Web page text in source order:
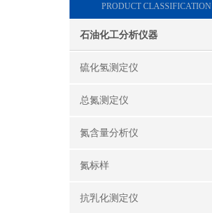
PRODUCT CLASSIFICATION
石油化工分析仪器
硫化氢测定仪
总氮测定仪
氮含量分析仪
氮标样
抗乳化测定仪